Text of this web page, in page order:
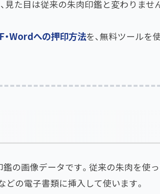
見た目は従来の朱肉印鑑と変わりません
・Wordへの押印方法を、無料ツールを
の画像データです。従来の朱肉を使
どの電子書類に挿入して使います。